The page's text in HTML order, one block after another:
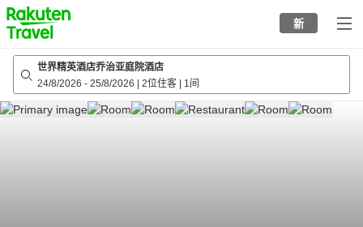
to
top
page
新
世界精英酒店乔治亚庭院酒店
24/8/2026 - 25/8/2026 2位住客 1间